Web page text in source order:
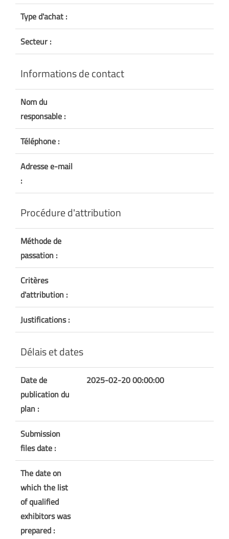
Type d'achat :
Secteur :
Informations de contact
Nom du
responsable :
Téléphone :
Adresse e-mail
:
Procédure d'attribution
Méthode de
passation :
Critères
d'attribution :
Justifications :
Délais et dates
Date de
publication du
plan :
2025-02-20 00:00:00
Submission
files date :
The date on
which the list
of qualified
exhibitors was
prepared :